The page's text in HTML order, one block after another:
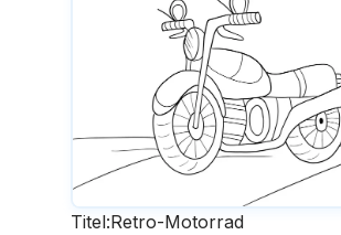
Titel:Retro-Motorrad